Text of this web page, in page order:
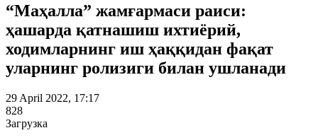
“Маҳалла” жамғармаси раиси:
ҳашарда қатнашиш ихтиёрий,
ходимларнинг иш ҳаққидан фақат
уларнинг ролизиги билан ушланади
29 April 2022, 17:17
828
Загрузка